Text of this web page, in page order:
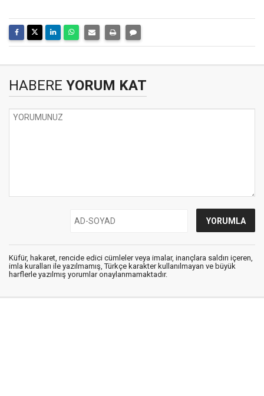
HABERE YORUM KAT
Küfür, hakaret, rencide edici cümleler veya imalar, inançlara saldırı içeren,
imla kuralları ile yazılmamış, Türkçe karakter kullanılmayan ve büyük
harflerle yazılmış yorumlar onaylanmamaktadır.